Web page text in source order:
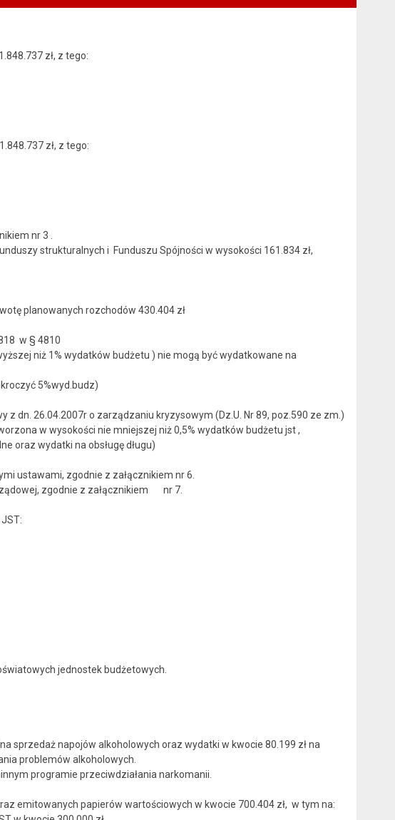
zł, z tego:
zł, z tego:
2 .
nr 3 .
strukturalnych i Funduszu Spójności w wysokości 161.834 zł,
.
planowanych rozchodów 430.404 zł
dział 75818 w § 4810
niż 1% wydatków budżetu ) nie mogą być wydatkowane na
5%wyd.budz)
dn. 26.04.2007r o zarządzaniu kryzysowym (Dz.U. Nr 89, poz.590 ze zm.)
w wysokości nie mniejszej niż 0,5% wydatków budżetu jst ,
oraz wydatki na obsługę długu)
ustawami, zgodnie z załącznikiem nr 6.
zgodnie z załącznikiem nr 7.
jednostek budżetowych.
sprzedaż napojów alkoholowych oraz wydatki w kwocie 80.199 zł na
problemów alkoholowych.
programie przeciwdziałania narkomanii.
emitowanych papierów wartościowych w kwocie 700.404 zł, w tym na: